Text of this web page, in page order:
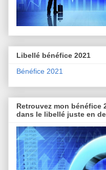
Libellé bénéfice 2021
Bénéfice 2021
Retrouvez mon bénéfice
dans le libellé juste en